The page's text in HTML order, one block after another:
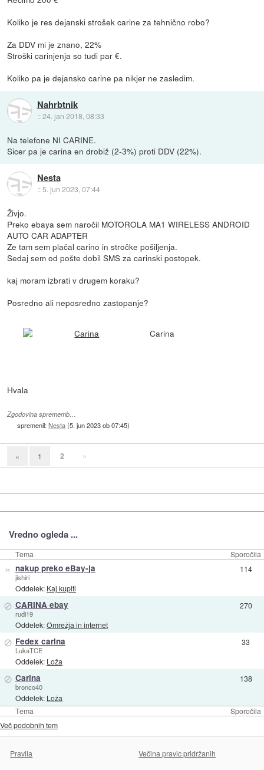
Koliko je res dejanski strošek carine za tehnično robo?
Za DDV mi je znano, 22%
Stroški carinjenja so tudi par €.
Koliko pa je dejansko carine pa nikjer ne zasledim.
Nahrbtnik
::24. jan 2018, 08:33
Na telefone NI CARINE.
Sicer pa je carina en drobiž (2-3%) proti DDV (22%).
Nesta
::5. jun 2023, 07:44
Živjo.
Preko ebaya sem naročil MOTOROLA MA1 WIRELESS ANDROID
AUTO CAR ADAPTER
Ze tam sem plačal carino in stročke pošiljenja.
Sedaj sem od pošte dobil SMS za carinski postopek.
kaj moram izbrati v drugem koraku?
Posredno ali neposredno zastopanje?
Carina
Hvala
Zgodovina sprememb…
spremenil:Nesta(5. jun 2023 ob 07:45)
« 1 2 »
Vredno ogleda ...
Tema Sporočila
Tema Sporočila
» nakup preko eBay-ja
jishiri
Oddelek: Kaj kupiti
114
⊘ CARINA ebay
rudi19
Oddelek:Omrežja in internet
270
⊘ Fedex carina
LukaTCE
Oddelek: Loža
33
⊘ Carina
bronco40
Oddelek: Loža
138
Več podobnih tem
Pravila
Večina pravic pridržanih